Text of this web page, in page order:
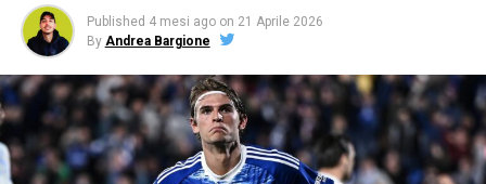
Published 4 mesi ago on 21 Aprile 2026
By Andrea Bargione